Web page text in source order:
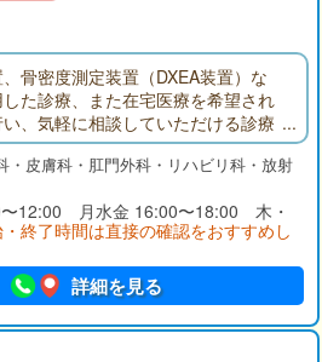
骨密度測定装置（DXEA装置）な
た診療、また在宅医療を希望され
、気軽に相談していただける診療
・皮膚科・肛門外科・リハビリ科・放射
〜12:00 月水金 16:00〜18:00 木・
終了時間は直接の確認をおすすめし
詳細を見る